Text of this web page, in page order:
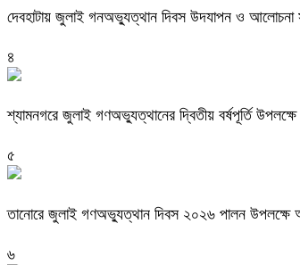
দেবহাটায় জুলাই গনঅভ্যুত্থান দিবস উদযাপন ও আলোচনা
৪
শ্যামনগরে জুলাই গণঅভ্যুত্থানের দ্বিতীয় বর্ষপূর্তি
৫
তানোরে জুলাই গণঅভ্যুত্থান দিবস ২০২৬ পালন উপলক্ষে
৬